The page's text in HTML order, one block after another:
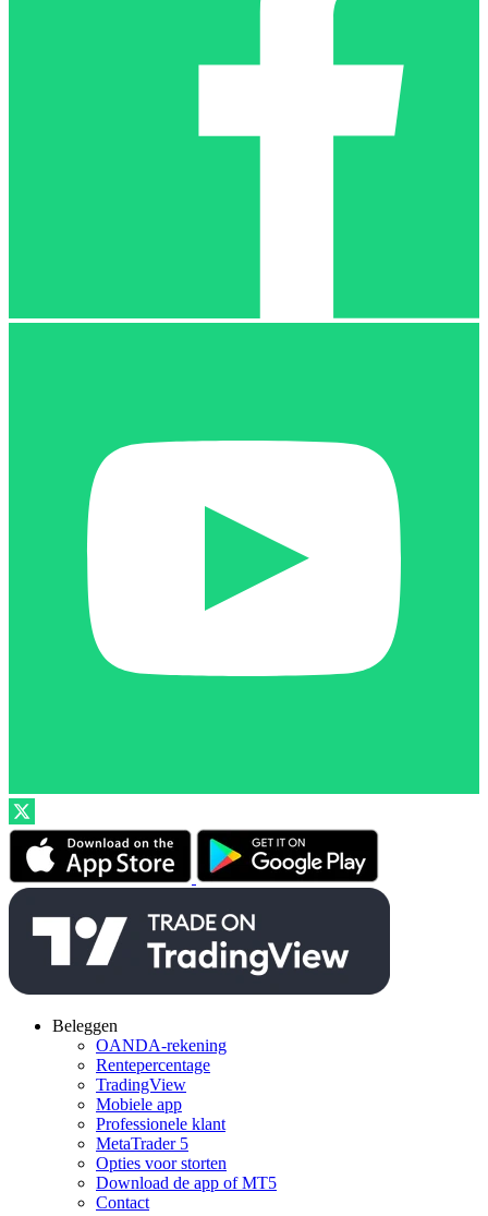
Beleggen
OANDA-rekening
Rentepercentage
TradingView
Mobiele app
Professionele klant
MetaTrader 5
Opties voor storten
Download de app of MT5
Contact